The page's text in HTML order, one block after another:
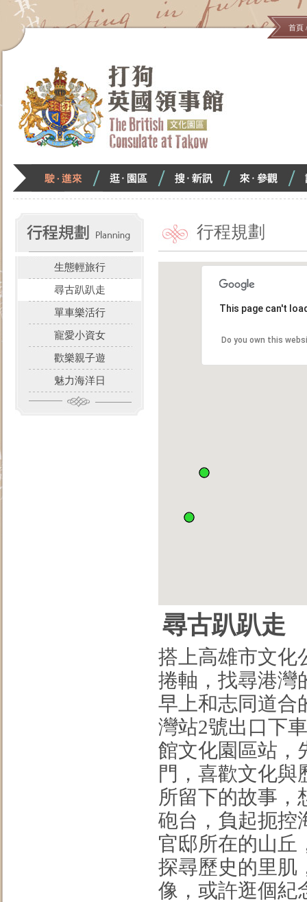
跳
內
容
首頁
駛．
進
來
逛．
園
區
搜．
新
訊
來．
參
觀
文
化
生態輕旅行
尋古趴趴走
單車樂活行
寵愛小資女
歡樂親子遊
魅力海洋日
行程規劃
This page can't
Do you own this
尋古趴趴走
搭上高雄市文化
捲軸，找尋港灣
早上和志同道合
灣站2號出口下
館文化園區站，
門，喜歡文化與
所留下的故事，
砲台，負起扼
官邸所在的山丘
探尋歷史的里肌
像，或許逛個紀